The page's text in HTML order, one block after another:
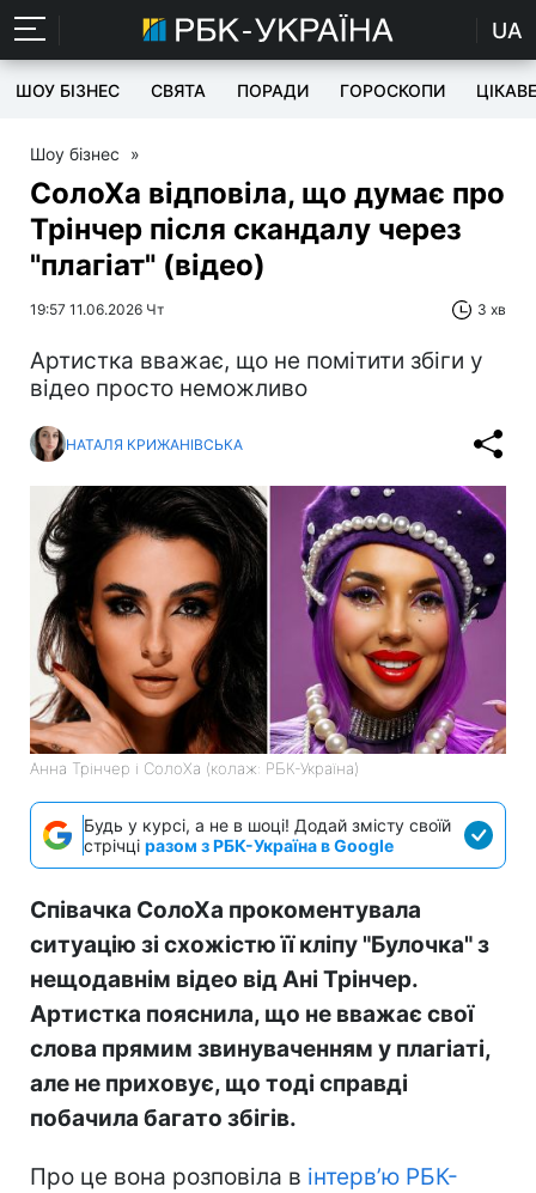
UA
ШОУ БІЗНЕС СВЯТА ПОРАДИ ГОРОСКОПИ ЦІКАВЕ
Шоу бізнес »
СолоХа відповіла, що думає про
Трінчер після скандалу через
"плагіат" (відео)
19:57 11.06.2026 Чт 3 хв
Артистка вважає, що не помітити збіги у
відео просто неможливо
НАТАЛЯ КРИЖАНІВСЬКА
Анна Трінчер і СолоХа (колаж: РБК-Україна)
Будь у курсі, а не в шоці! Додай змісту своїй
стрічці разом з РБК-Україна в Google
Співачка СолоХа прокоментувала
ситуацію зі схожістю її кліпу "Булочка" з
нещодавнім відео від Ані Трінчер.
Артистка пояснила, що не вважає свої
слова прямим звинуваченням у плагіаті,
але не приховує, що тоді справді
побачила багато збігів.
Про це вона розповіла в інтерв’ю РБК-